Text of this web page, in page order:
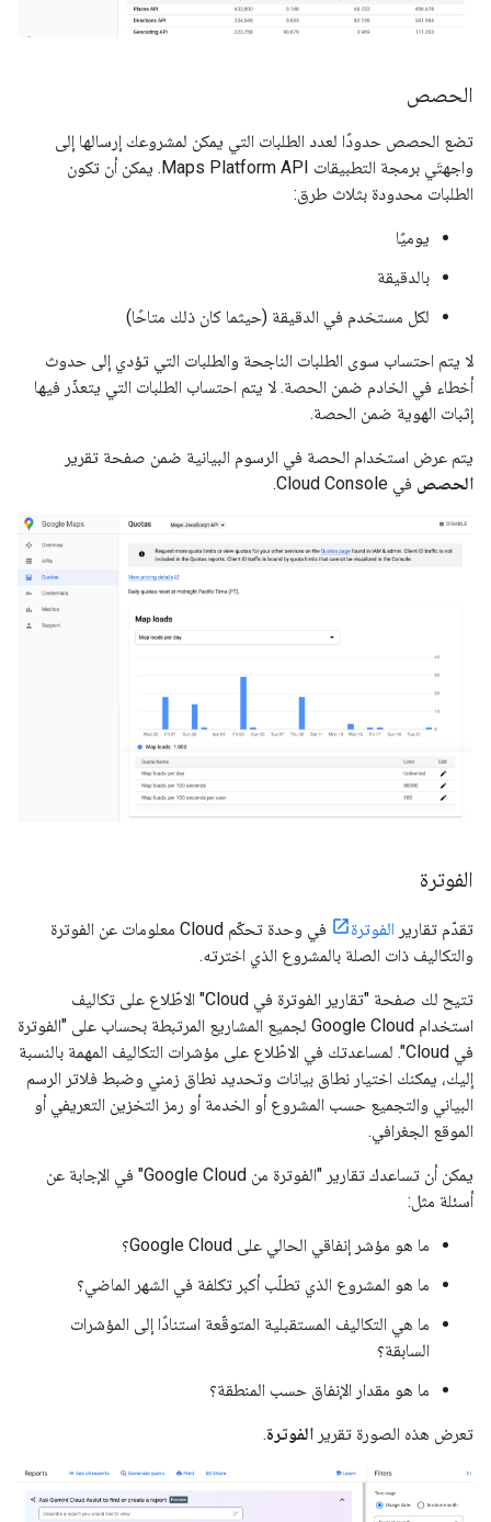
الحصص
تضع الحصص حدودًا لعدد الطلبات التي يمكن لمشروعك إرسالها إلى
واجهتَي برمجة التطبيقات Maps Platform API. يمكن أن تكون
الطلبات محدودة بثلاث طرق:
يوميًا
بالدقيقة
لكل مستخدم في الدقيقة (حيثما كان ذلك متاحًا)
لا يتم احتساب سوى الطلبات الناجحة والطلبات التي تؤدي إلى حدوث
أخطاء في الخادم ضمن الحصة. لا يتم احتساب الطلبات التي يتعذّر فيها
إثبات الهوية ضمن الحصة.
يتم عرض استخدام الحصة في الرسوم البيانية ضمن صفحة تقرير
الحصص في Cloud Console.
الفوترة
تقدّم تقارير الفوترة
في وحدة تحكّم Cloud معلومات عن الفوترة
والتكاليف ذات الصلة بالمشروع الذي اخترته.
تتيح لك صفحة "تقارير الفوترة في Cloud" الاطّلاع على تكاليف
استخدام Google Cloud لجميع المشاريع المرتبطة بحساب على "الفوترة
في Cloud". لمساعدتك في الاطّلاع على مؤشرات التكاليف المهمة بالنسبة
إليك، يمكنك اختيار نطاق بيانات وتحديد نطاق زمني وضبط فلاتر الرسم
البياني والتجميع حسب المشروع أو الخدمة أو رمز التخزين التعريفي أو
الموقع الجغرافي.
يمكن أن تساعدك تقارير "الفوترة من Google Cloud" في الإجابة عن
أسئلة مثل:
ما هو مؤشر إنفاقي الحالي على Google Cloud؟
ما هو المشروع الذي تطلّب أكبر تكلفة في الشهر الماضي؟
ما هي التكاليف المستقبلية المتوقّعة استنادًا إلى المؤشرات
السابقة؟
ما هو مقدار الإنفاق حسب المنطقة؟
تعرض هذه الصورة تقرير الفوترة.